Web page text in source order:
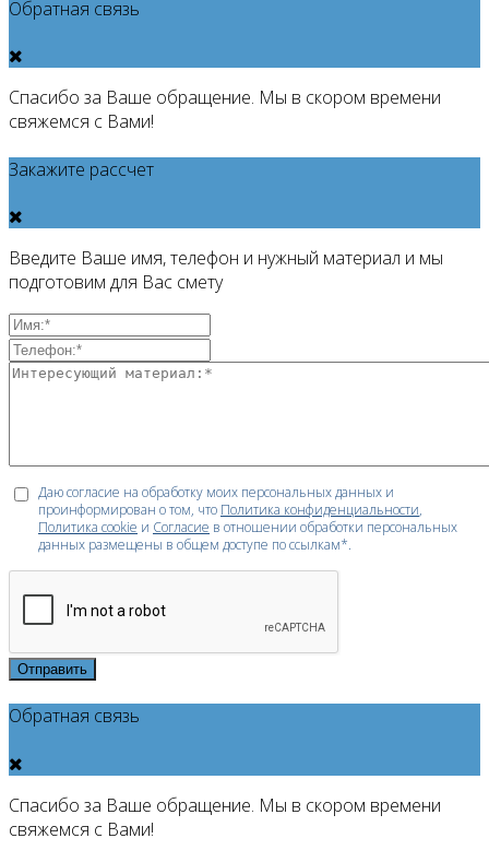
Обратная связь
Спасибо за Ваше обращение. Мы в скором времени
свяжемся с Вами!
Закажите рассчет
Введите Ваше имя, телефон и нужный материал и мы
подготовим для Вас смету
Даю согласие на обработку моих персональных данных и
проинформирован о том, что Политика конфиденциальности,
Политика cookie и Согласие в отношении обработки персональных
данных размещены в общем доступе по ссылкам*.
Отправить
Обратная связь
Спасибо за Ваше обращение. Мы в скором времени
свяжемся с Вами!